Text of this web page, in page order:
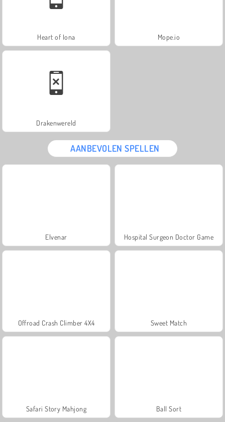
Heart of Iona Mope.io
Drakenwereld
AANBEVOLEN SPELLEN
Elvenar Hospital Surgeon Doctor Game
Offroad Crash Climber 4X4 Sweet Match
Safari Story Mahjong Ball Sort